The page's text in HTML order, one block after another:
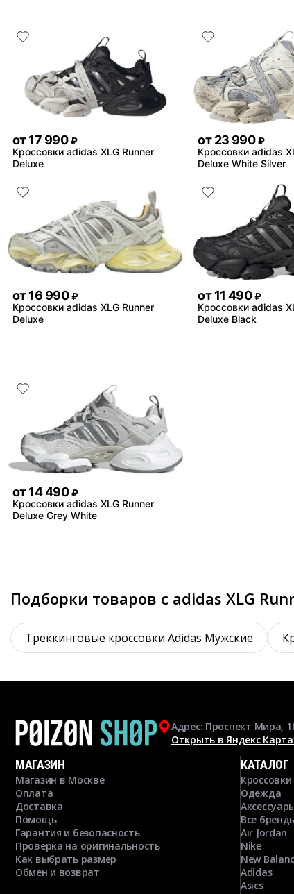
от17 990 ₽
Кроссовки adidas XLG Runner
Deluxe
от 23 990 ₽
Кроссовки adidas
Deluxe White Silver
от16 990 ₽
Кроссовки adidas XLG Runner
Deluxe
от 11 490 ₽
Кроссовки adidas
Deluxe Black
от14 490 ₽
Кроссовки adidas XLG Runner
Deluxe Grey White
Подборки товаров с adidas XLG
Треккинговые кроссовки Adidas Мужские
Адрес: Проспект Мира,
Открыть в Яндекс
МАГАЗИН
Магазин в Москве
Оплата
Доставка
Помощь
Гарантия и безопасность
Проверка на оригинальность
Как выбрать размер
Обмен и возврат
КАТАЛОГ
Кроссовки
Одежда
Все
Air Jordan
Nike
New
Adidas
Asics